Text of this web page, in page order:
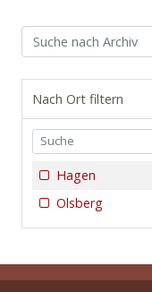
Nach Ort filtern
Hagen
Olsberg